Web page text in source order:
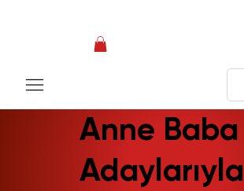
Anne Baba
Adaylarıyla